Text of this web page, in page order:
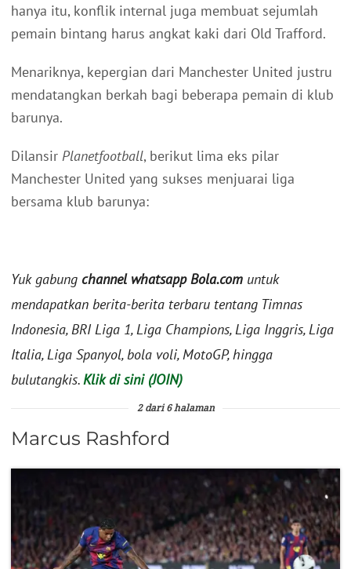
hanya itu, konflik internal juga membuat sejumlah
pemain bintang harus angkat kaki dari Old Trafford.
Menariknya, kepergian dari Manchester United justru
mendatangkan berkah bagi beberapa pemain di klub
barunya.
Dilansir Planetfootball, berikut lima eks pilar
Manchester United yang sukses menjuarai liga
bersama klub barunya:
Yuk gabung channel whatsapp Bola.com untuk
mendapatkan berita-berita terbaru tentang Timnas
Indonesia, BRI Liga 1, Liga Champions, Liga Inggris, Liga
Italia, Liga Spanyol, bola voli, MotoGP, hingga
bulutangkis.Klik di sini (JOIN)
2 dari 6 halaman
Marcus Rashford